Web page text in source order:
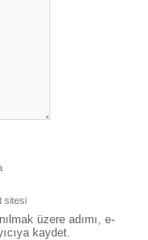
sitesi
üzere adımı, e-
kaydet.